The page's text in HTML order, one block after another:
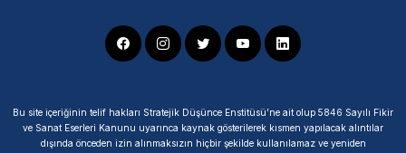
Bu site içeriğinin telif hakları Stratejik Düşünce Enstitüsü’ne ait olup 5846 Sayılı Fikir
ve Sanat Eserleri Kanunu uyarınca kaynak gösterilerek kısmen yapılacak alıntılar
dışında önceden izin alınmaksızın hiçbir şekilde kullanılamaz ve yeniden